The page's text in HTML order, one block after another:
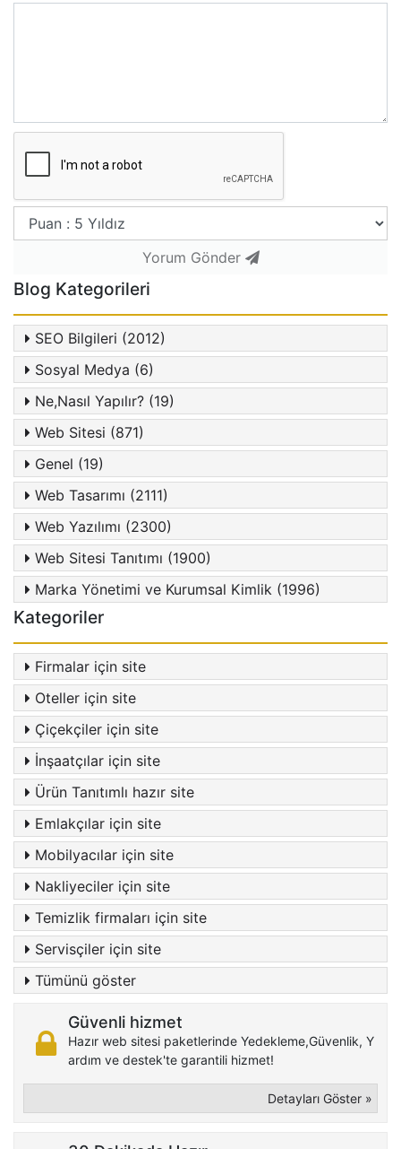
Yorum Gönder
Blog Kategorileri
SEO Bilgileri (2012)
Sosyal Medya (6)
Ne,Nasıl Yapılır? (19)
Web Sitesi (871)
Genel (19)
Web Tasarımı (2111)
Web Yazılımı (2300)
Web Sitesi Tanıtımı (1900)
Marka Yönetimi ve Kurumsal Kimlik (1996)
Kategoriler
Firmalar için site
Oteller için site
Çiçekçiler için site
İnşaatçılar için site
Ürün Tanıtımlı hazır site
Emlakçılar için site
Mobilyacılar için site
Nakliyeciler için site
Temizlik firmaları için site
Servisçiler için site
Tümünü göster
Güvenli hizmet
Hazır web sitesi paketlerinde Yedekleme,Güvenlik, Y
ardım ve destek'te garantili hizmet!
Detayları Göster »